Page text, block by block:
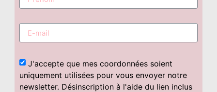
J'accepte que mes coordonnées soient
uniquement utilisées pour vous envoyer notre
newsletter. Désinscription à l'aide du lien inclus